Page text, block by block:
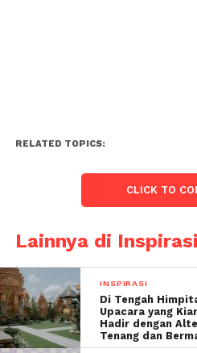
RELATED TOPICS:
CLICK TO
Lainnya di Inspirasi
INSPIRASI
Di Tengah
Upacara yang
Hadir dengan
Tenang dan